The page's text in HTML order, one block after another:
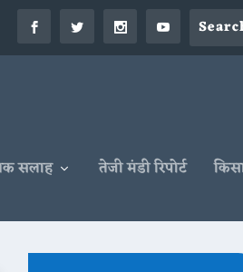
सलाह तेजी मंडी रिपोर्ट